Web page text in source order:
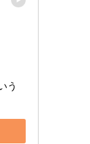
う